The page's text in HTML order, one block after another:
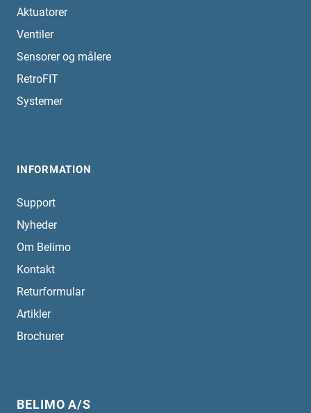
Aktuatorer
Ventiler
Sensorer og målere
RetroFIT
Systemer
INFORMATION
Support
Nyheder
Om Belimo
Kontakt
Returformular
Artikler
Brochurer
BELIMO A/S